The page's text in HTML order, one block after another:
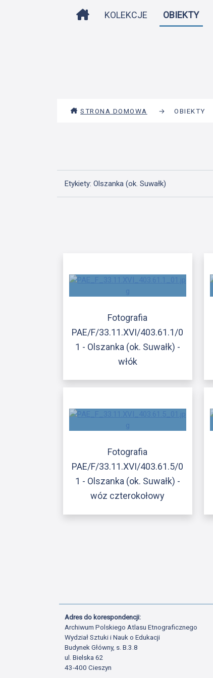
STRONA DOMOWA
KOLEKCJE OBIEKTY
STRONA DOMOWA → OBIEKTY
Etykiety: Olszanka (ok. Suwałk)
Fotografia
PAE/F/33.11.XVI/403.61.1/0
1 - Olszanka (ok. Suwałk) -
włók
Fotografia
PAE/F/33.11.XVI/403.61.5/0
1 - Olszanka (ok. Suwałk) -
wóz czterokołowy
Adres do korespondencji:
Archiwum Polskiego Atlasu Etnograficznego
Wydział Sztuki i Nauk o Edukacji
Budynek Główny, s. B.3.8
ul. Bielska 62
43-400 Cieszyn